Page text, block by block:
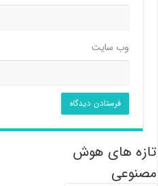
وب‌ سایت
تازه های هوش
مصنوعی